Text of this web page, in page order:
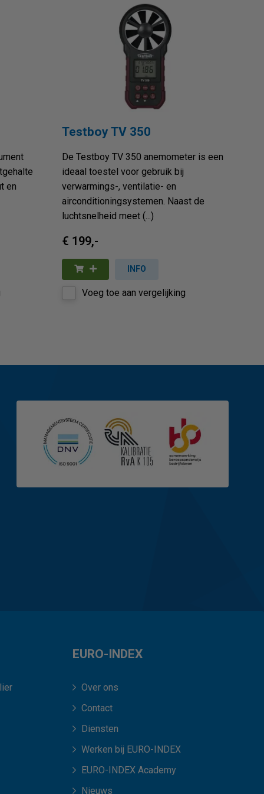
en
Testboy TV 350
De Testboy TV 350 anemometer is een
ideaal toestel voor gebruik bij
verwarmings-, ventilatie- en
airconditioningsystemen. Naast de
luchtsnelheid meet (...)
€ 199,-
INFO
Voeg toe aan vergelijking
EURO-INDEX
Over ons
Contact
Diensten
Werken bij EURO-INDEX
EURO-INDEX Academy
Nieuws